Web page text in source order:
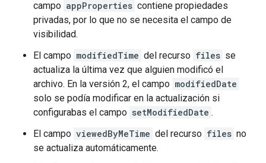
campo appProperties contiene propiedades
privadas, por lo que no se necesita el campo de
visibilidad.
El campo modifiedTime del recurso files se
actualiza la última vez que alguien modificó el
archivo. En la versión 2, el campo modifiedDate
solo se podía modificar en la actualización si
configurabas el campo setModifiedDate .
El campo viewedByMeTime del recurso files no
se actualiza automáticamente.